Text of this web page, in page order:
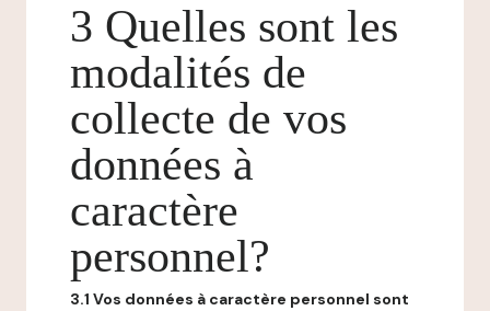
3 Quelles sont les
modalités de
collecte de vos
données à
caractère
personnel?
3.1 Vos données à caractère personnel sont